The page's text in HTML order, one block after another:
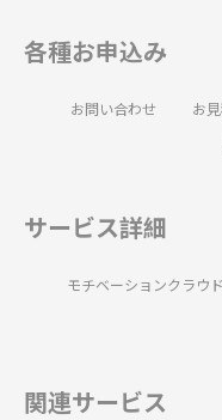
各種お申込み
お問い合わせ お
サービス詳細
モチベーションクラウ
関連サービス